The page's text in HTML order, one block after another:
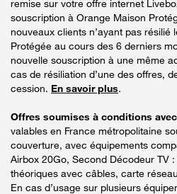
remise sur votre offre internet
souscription à Orange Maison
nouveaux clients n’ayant pas résilié
Protégée au cours des 6 derniers
nouvelle souscription à une même
cas de résiliation d’une des offres,
cession. En savoir plus.
Offres soumises à conditions
valables en France métropolitaine
couverture, avec équipements
Airbox 20Go, Second Décodeur TV
théoriques avec câbles, carte
En cas d’usage sur plusieurs